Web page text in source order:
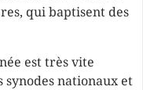
qui baptisent des
est très vite
synodes nationaux et